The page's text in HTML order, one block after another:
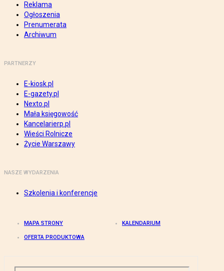
Reklama
Ogłoszenia
Prenumerata
Archiwum
PARTNERZY
E-kiosk.pl
E-gazety.pl
Nexto.pl
Mała księgowość
Kancelarierp.pl
Wieści Rolnicze
Życie Warszawy
NASZE WYDARZENIA
Szkolenia i konferencje
MAPA STRONY KALENDARIUM
OFERTA PRODUKTOWA